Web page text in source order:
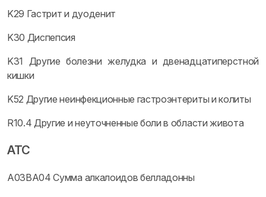
K29 Гастрит и дуоденит
K30 Диспепсия
K31 Другие болезни желудка и двенадцатиперстной
кишки
K52 Другие неинфекционные гастроэнтериты и колиты
R10.4 Другие и неуточненные боли в области живота
ATC
A03BA04 Сумма алкалоидов белладонны